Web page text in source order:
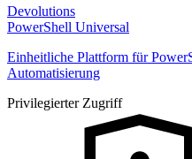
Devolutions
PowerShell Universal
Einheitliche Plattform für
Automatisierung
Privilegierter Zugriff